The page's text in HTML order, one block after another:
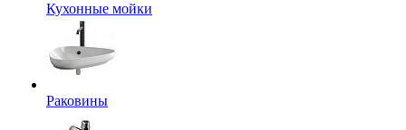
Кухонные мойки
Раковины